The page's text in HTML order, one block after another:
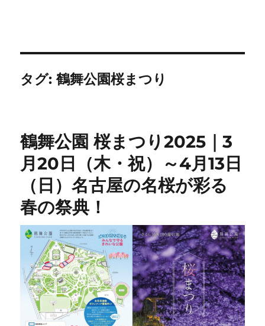
タグ:鶴舞公園桜まつり
鶴舞公園 桜まつり2025｜3
月20日（木・祝）～4月13日
（日）名古屋の名桜が彩る
春の祭典！